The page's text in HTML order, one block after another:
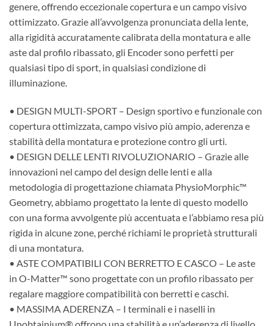
genere, offrendo eccezionale copertura e un campo visivo
ottimizzato. Grazie all’avvolgenza pronunciata della lente,
alla rigidità accuratamente calibrata della montatura e alle
aste dal profilo ribassato, gli Encoder sono perfetti per
qualsiasi tipo di sport, in qualsiasi condizione di
illuminazione.
• DESIGN MULTI-SPORT – Design sportivo e funzionale con
copertura ottimizzata, campo visivo più ampio, aderenza e
stabilità della montatura e protezione contro gli urti.
• DESIGN DELLE LENTI RIVOLUZIONARIO – Grazie alle
innovazioni nel campo del design delle lenti e alla
metodologia di progettazione chiamata PhysioMorphic™
Geometry, abbiamo progettato la lente di questo modello
con una forma avvolgente più accentuata e l’abbiamo resa più
rigida in alcune zone, perché richiami le proprietà strutturali
di una montatura.
• ASTE COMPATIBILI CON BERRETTO E CASCO – Le aste
in O-Matter™ sono progettate con un profilo ribassato per
regalare maggiore compatibilità con berretti e caschi.
• MASSIMA ADERENZA – I terminali e i naselli in